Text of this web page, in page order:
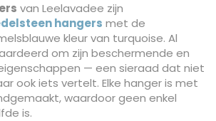
van Leelavadee zijn
hangers met de
kleur van turquoise. Al
om zijn beschermende en
— een sieraad dat niet
ook iets vertelt. Elke hanger is met
waardoor geen enkel
is.